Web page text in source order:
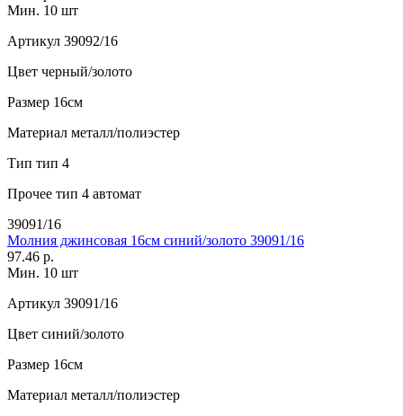
Мин. 10 шт
Артикул 39092/16
Цвет черный/золото
Размер 16см
Материал металл/полиэстер
Тип тип 4
Прочее тип 4 автомат
39091/16
Молния джинсовая 16см синий/золото 39091/16
97.46 р.
Мин. 10 шт
Артикул 39091/16
Цвет синий/золото
Размер 16см
Материал металл/полиэстер